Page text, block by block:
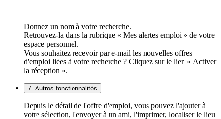
Donnez un nom à votre recherche.
Retrouvez-la dans la rubrique « Mes alertes emploi » de votre
espace personnel.
Vous souhaitez recevoir par e-mail les nouvelles offres
d'emploi liées à votre recherche ? Cliquez sur le lien « Activer
la réception ».
7. Autres fonctionnalités
Depuis le détail de l'offre d'emploi, vous pouvez l'ajouter à
votre sélection, l'envoyer à un ami, l'imprimer, localiser le lieu